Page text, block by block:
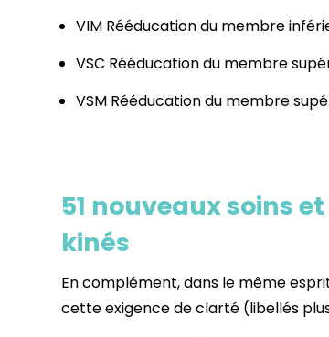
VIM Rééducation du membre
VSC Rééducation du membre
VSM Rééducation du membre
51 nouveaux soins
kinés
En complément, dans le même
cette exigence de clarté (libellés